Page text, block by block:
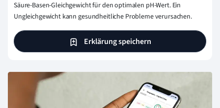
Säure-Basen-Gleichgewicht für den optimalen pH-Wert. Ein
Ungleichgewicht kann gesundheitliche Probleme verursachen.
Erklärung speichern